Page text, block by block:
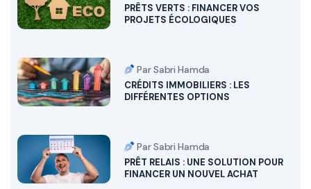
PRÊTS VERTS : FINANCER VOS
PROJETS ÉCOLOGIQUES
Par Sabri Hamda
CRÉDITS IMMOBILIERS : LES
DIFFÉRENTES OPTIONS
Par Sabri Hamda
PRÊT RELAIS : UNE SOLUTION POUR
FINANCER UN NOUVEL ACHAT